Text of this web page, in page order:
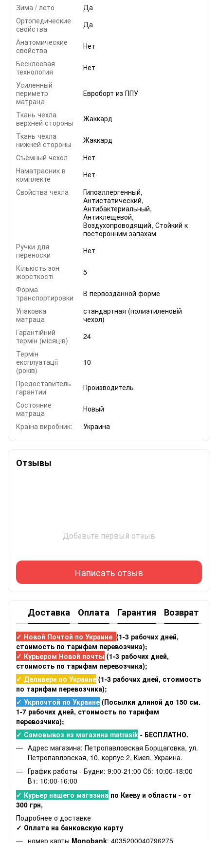
Зима / лето
Да
Ортопедические
свойства
Да
Анатомические
свойства
Нет
Бесклеевая
технология
Нет
Усиленный
периметр
матраца
Евроборт из ППУ
Ткань чехла
верхней стороны
Жаккард
Ткань чехла
нижней стороны
Жаккард
Съёмный чехол
Нет
Наматрасник в
комплекте
Нет
Свойства чехла
Гипоаллергенный,
Антистатический,
Антибактериальный,
Антиклещевой,
Воздухопроводящий, Стойкий к
посторонним запахам
Ручки для
переноски
Нет
Кількість зон
жорсткості
5
Форма
транспортировки
В первозданной форме
Упаковка
матраца
стандартная (полиэтиленовій
чехол)
Гарантійний
термін (місяців)
24
Термін
експлуатації
(років)
10
Предоставитель
гарантии
Производитель
Состояние
матраца
Новый
Країна виробник:
Украина
Отзывы
Добавьте первый отзыв
Написать отзыв
Доставка Оплата Гарантия Возврат
✓ Новой Почтой по Украине (1-3 рабочих дней,
стоимость по тарифам перевозчика);
✓ Курьером Новой почты (1-3 рабочих дней,
стоимость по тарифам перевозчика);
✓ Деливери по Украине (1-3 рабочих дней, стоимость
по тарифам перевозчика);
✓ Укрпочтой по Украине (Посылки длиной до 150 см.
1-7 рабочих дней, стоимость по тарифам
перевозчика);
✓ Самовывоз из магазина matrasik - БЕСПЛАТНО.
Адрес магазина: Петропавловская Борщаговка, ул.
Петропавловская, 10, корпус 2, Киев, Украина.
График работы - Будни: 9:00-21:00 Сб: 10:00-18:00
Вт: 10:00-16:00
✓ Курьер нашего магазина по Киеву и области - от
300 грн,
Подробнее о доставке
✓ Оплата на банковскую карту
номер карты Monobank: 4035200040796275